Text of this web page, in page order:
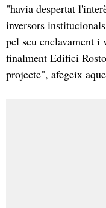
"havia despertat
inversors
pel seu enclavament
finalment Edifici
projecte", afegeix